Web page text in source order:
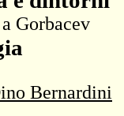
Gorbacev
Bernardini